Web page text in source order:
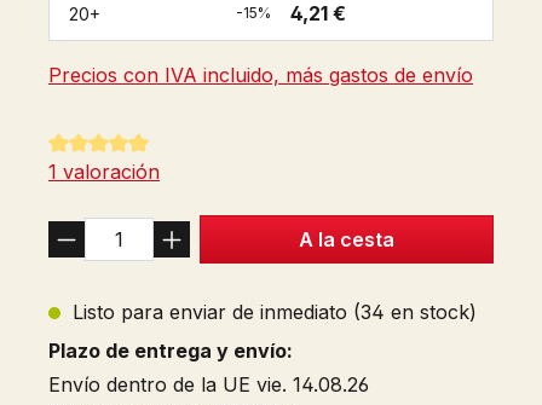
20+ -15% 4,21 €
Precios con IVA incluido, más gastos de envío
Calificación promedio de 5 de 5 estrellas
1 valoración
A la cesta
Listo para enviar de inmediato (34 en stock)
Plazo de entrega y envío:
Envío dentro de la UE vie. 14.08.26